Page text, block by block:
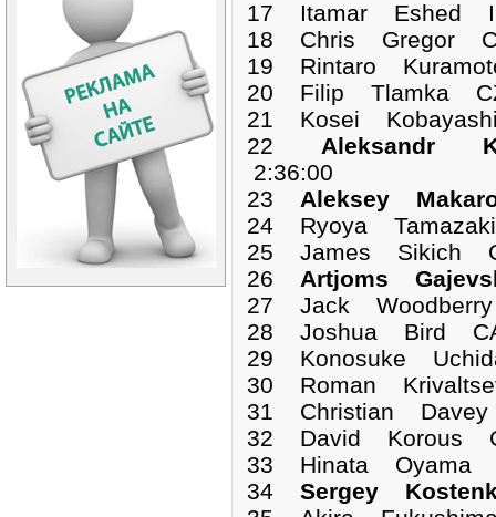
17 Itamar Eshed
18 Chris Gregor
19 Rintaro
20 Filip Tlamka
21 Kosei
22 Aleksandr
2:36:00
23 Aleksey
24 Ryoya
25 James Sikich
26 Artjoms
27 Jack
28 Joshua Bird
29 Konosuke
30 Roman
31 Christian
32 David Korous
33 Hinata Oyama
34 Sergey